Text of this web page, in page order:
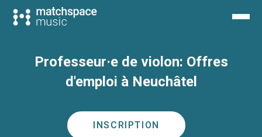
Professeur·e de violon: Offres
d'emploi à Neuchâtel
INSCRIPTION